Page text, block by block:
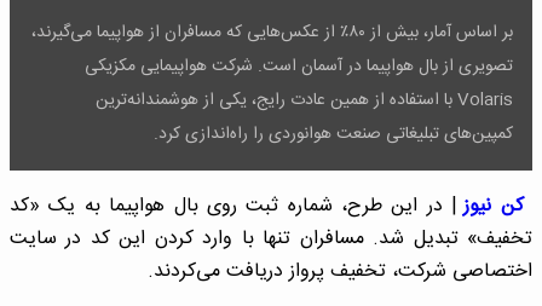
بر اساس آمار، بیش از ۸۰٪ از عکس‌هایی که مسافران از هواپیما می‌گیرند،
تصویری از بال هواپیما در آسمان است. شرکت هواپیمایی مکزیکی
Volaris با استفاده از همین عادت رایج، یکی از هوشمندانه‌ترین
کمپین‌های تبلیغاتی صنعت هوانوردی را راه‌اندازی کرد.
کن نیوز| در این طرح، شماره ثبت روی بال هواپیما به یک «کد
تخفیف» تبدیل شد. مسافران تنها با وارد کردن این کد در سایت
اختصاصی شرکت، تخفیف پرواز دریافت می‌کردند.